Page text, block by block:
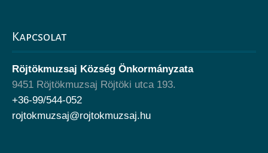
Kapcsolat
Röjtökmuzsaj Község Önkormányzata
9451 Röjtökmuzsaj Röjtöki utca 193.
+36-99/544-052
rojtokmuzsaj@rojtokmuzsaj.hu